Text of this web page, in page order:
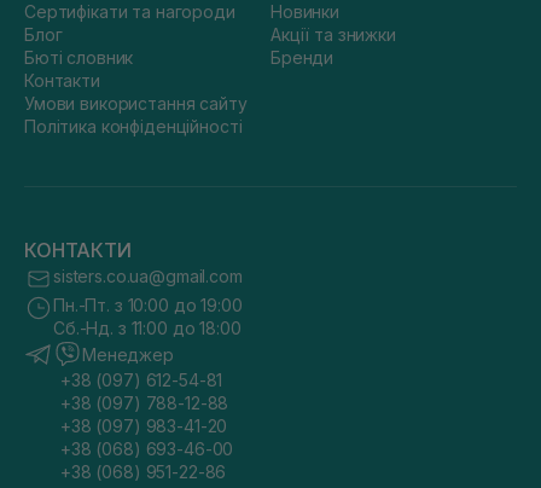
Сертифікати та нагороди
Блог
Бюті словник
Контакти
Умови використання сайту
Політика конфіденційності
Новинки
Акції та знижки
Бренди
КОНТАКТИ
sisters.co.ua@gmail.com
Пн.-Пт. з 10:00 до 19:00
Сб.-Нд. з 11:00 до 18:00
Менеджер
+38 (097) 612-54-81
+38 (097) 788-12-88
+38 (097) 983-41-20
+38 (068) 693-46-00
+38 (068) 951-22-86